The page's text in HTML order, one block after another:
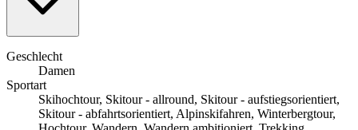
Geschlecht
Damen
Sportart
Skihochtour, Skitour - allround, Skitour - aufstiegsorientiert,
Skitour - abfahrtsorientiert, Alpinskifahren, Winterbergtour,